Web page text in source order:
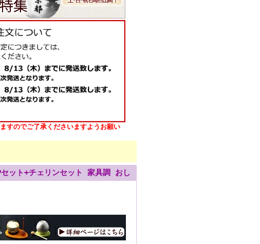
すのでご了承くださいますようお願い
ット+チェリンセット 家具調 おし